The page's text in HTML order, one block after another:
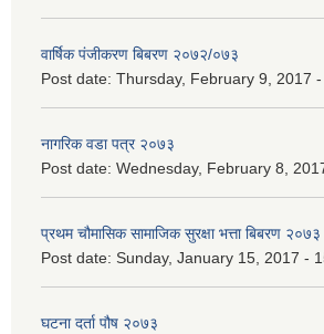
वार्षिक पंजीकरण बिबरण २०७२/०७३
Post date: Thursday, February 9, 2017
नागरिक वडा पत्र २०७३
Post date: Wednesday, February 8,
प्रथम चौमासिक सामाजिक सुरक्षा भत्ता बिबरण २०७३
Post date: Sunday, January 15, 2017 -
घटना दर्ता पौष २०७३